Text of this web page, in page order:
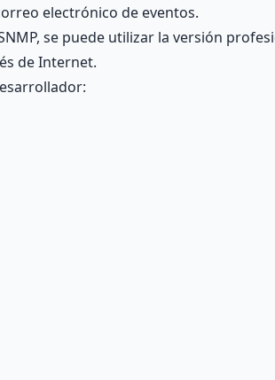
electrónico de eventos.
se puede utilizar la versión
de Internet.